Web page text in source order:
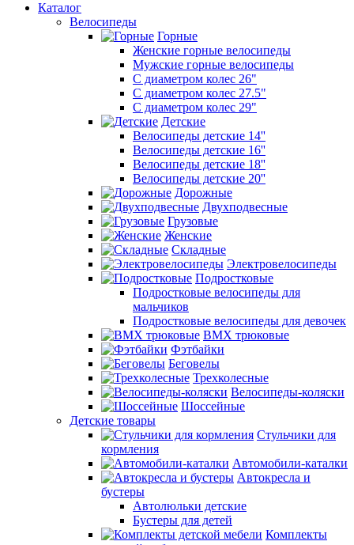
Каталог
Велосипеды
Горные
Женские горные велосипеды
Мужские горные велосипеды
С диаметром колес 26"
С диаметром колес 27.5"
С диаметром колес 29"
Детские
Велосипеды детские 14''
Велосипеды детские 16''
Велосипеды детские 18''
Велосипеды детские 20''
Дорожные
Двухподвесные
Грузовые
Женские
Складные
Электровелосипеды
Подростковые
Подростковые велосипеды для
мальчиков
Подростковые велосипеды для девочек
BMX трюковые
Фэтбайки
Беговелы
Трехколесные
Велосипеды-коляски
Шоссейные
Детские товары
Стульчики для
кормления
Автомобили-каталки
Автокресла и
бустеры
Автолюльки детские
Бустеры для детей
Комплекты